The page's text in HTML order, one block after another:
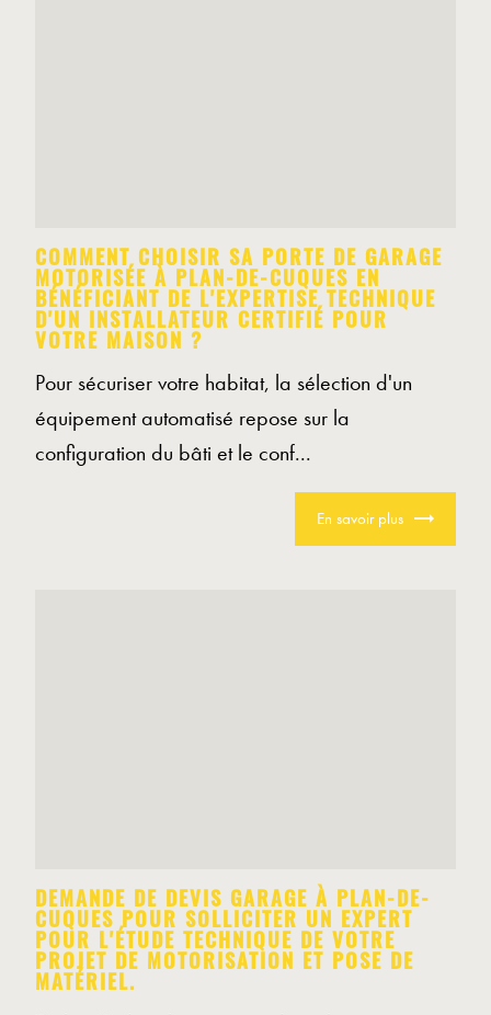
COMMENT CHOISIR SA PORTE DE GARAGE
MOTORISÉE À PLAN-DE-CUQUES EN
BÉNÉFICIANT DE L'EXPERTISE TECHNIQUE
D'UN INSTALLATEUR CERTIFIÉ POUR
VOTRE MAISON ?
Pour sécuriser votre habitat, la sélection d'un
équipement automatisé repose sur la
configuration du bâti et le conf...
En savoir plus
DEMANDE DE DEVIS GARAGE À PLAN-DE-
CUQUES POUR SOLLICITER UN EXPERT
POUR L'ÉTUDE TECHNIQUE DE VOTRE
PROJET DE MOTORISATION ET POSE DE
MATÉRIEL.